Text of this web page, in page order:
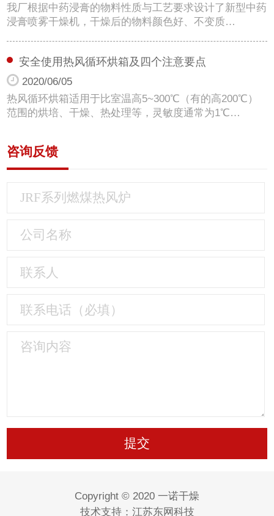
我厂根据中药浸膏的物料性质与工艺要求设计了新型中药
浸膏喷雾干燥机，干燥后的物料颜色好、不变质…
安全使用热风循环烘箱及四个注意要点
2020/06/05
热风循环烘箱适用于比室温高5~300℃（有的高200℃）
范围的烘培、干燥、热处理等，灵敏度通常为1℃…
咨询反馈
Copyright © 2020 一诺干燥
技术支持： 江苏东网科技